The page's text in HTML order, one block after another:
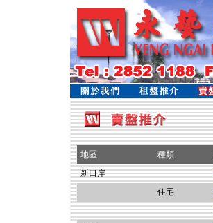
地區 種類
新口岸
住宅